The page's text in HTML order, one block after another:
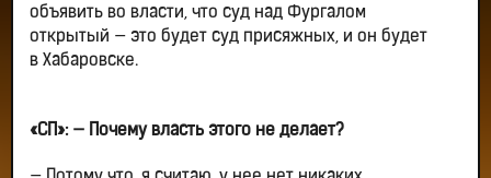
объявить во власти, что суд над Фургалом
открытый — это будет суд присяжных, и он будет
в Хабаровске.
«СП»: — Почему власть этого не делает?